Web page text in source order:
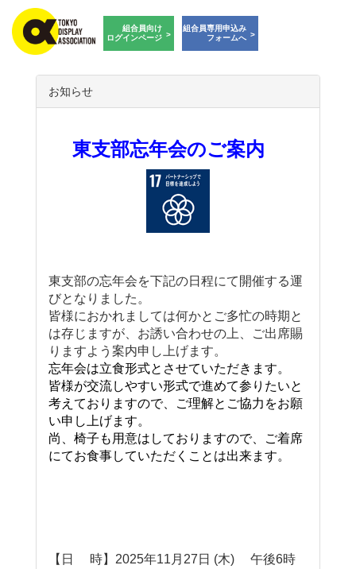
組合員向け
ログインページ
組合員専用申込み
フォームへ
お知らせ
東支部忘年会のご案内
東支部の忘年会を下記の日程にて開催する運
びとなりました。
皆様におかれましては何かとご多忙の時期と
は存じますが、お誘い合わせの上、
ご出席賜
りますよう案内申し上げます。
忘年会は立食形式とさせていただきます。
皆様が交流しやすい形式で進めて参りたいと
考えておりますので、ご理解とご協力をお願
い申し上げます。
尚、椅子も用意はしておりますので、ご着席
にてお食事していただくことは出来ます。
【日 時】2025年11月27日 (木) 午後6時